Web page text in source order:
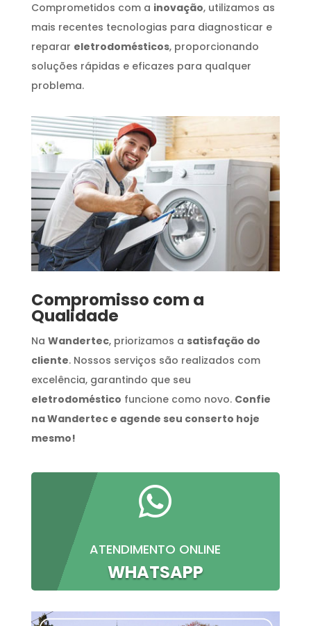
Comprometidos com a inovação, utilizamos as
mais recentes tecnologias para diagnosticar e
reparar eletrodomésticos, proporcionando
soluções rápidas e eficazes para qualquer
problema.
Compromisso com a
Qualidade
Na Wandertec, priorizamos a satisfação do
cliente. Nossos serviços são realizados com
excelência, garantindo que seu
eletrodoméstico funcione como novo. Confie
na Wandertec e agende seu conserto hoje
mesmo!

ATENDIMENTO ONLINE
WHATSAPP